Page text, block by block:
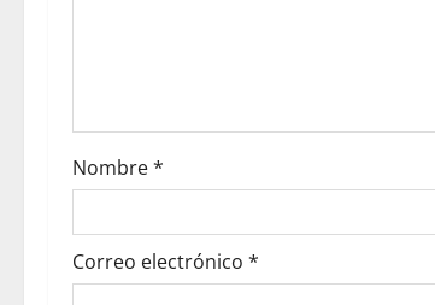
Nombre*
Correo electrónico *